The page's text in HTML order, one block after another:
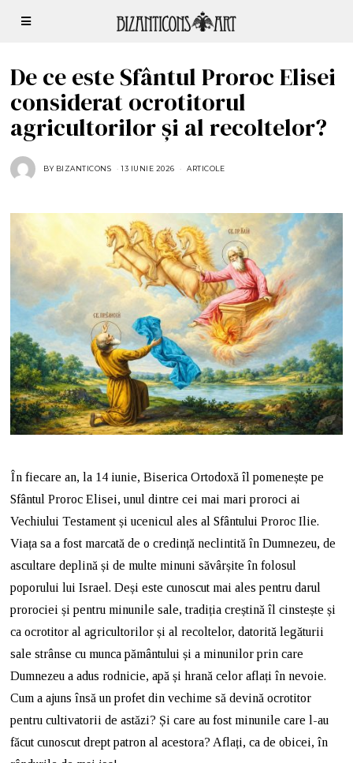
De ce este Sfântul Proroc Elisei
considerat ocrotitorul
agricultorilor și al recoltelor?
BY BIZANTICONS 13 IUNIE 2026
I
2
0
2
6
ARTICOLE
În fiecare an, la 14 iunie, Biserica Ortodoxă îl pomenește pe
Sfântul Proroc Elisei, unul dintre cei mai mari proroci ai
Vechiului Testament și ucenicul ales al Sfântului Proroc Ilie.
Viața sa a fost marcată de o credință neclintită în Dumnezeu, de
ascultare deplină și de multe minuni săvârșite în folosul
poporului lui Israel. Deși este cunoscut mai ales pentru darul
prorociei și pentru minunile sale, tradiția creștină îl cinstește și
ca ocrotitor al agricultorilor și al recoltelor, datorită legăturii
sale strânse cu munca pământului și a minunilor prin care
Dumnezeu a adus rodnicie, apă și hrană celor aflați în nevoie.
Cum a ajuns însă un profet din vechime să devină ocrotitor
pentru cultivatorii de astăzi? Și care au fost minunile care l-au
făcut cunoscut drept patron al acestora? Aflați, ca de obicei, în